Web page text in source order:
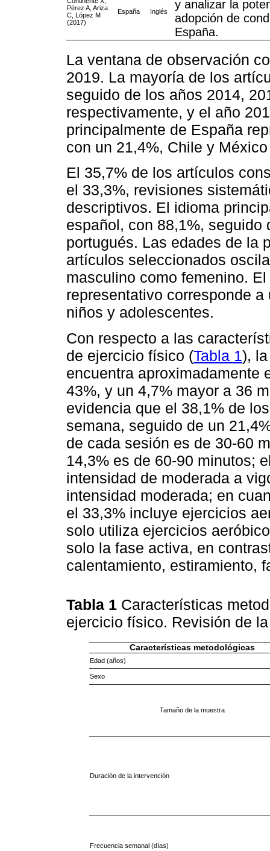
Pérez A, Ariza
C, López M
(2017)
España Inglés
y analizar la
adopción de
España.
La ventana de observación
2019. La mayoría de los
seguido de los años 2014,
respectivamente, y el año
principalmente de España
con un 21,4%, Chile y
El 35,7% de los artículos
el 33,3%, revisiones
descriptivos. El idioma
español, con 88,1%,
portugués. Las edades de la
artículos seleccionados
masculino como femenino.
representativo corresponde
niños y adolescentes.
Con respecto a las
de ejercicio físico (Tabla 1),
encuentra aproximadamente
43%, y un 4,7% mayor a 36
evidencia que el 38,1% de
semana, seguido de un
de cada sesión es de 30-60
14,3% es de 60-90 minutos;
intensidad de moderada a
intensidad moderada; en
el 33,3% incluye ejercicios
solo utiliza ejercicios
solo la fase activa, en
calentamiento, estiramiento,
Tabla 1 Características
ejercicio físico. Revisión de
Características metodológicas
Edad (años)
Sexo
Tamaño de la muestra
Duración de la intervención
Frecuencia semanal (días)